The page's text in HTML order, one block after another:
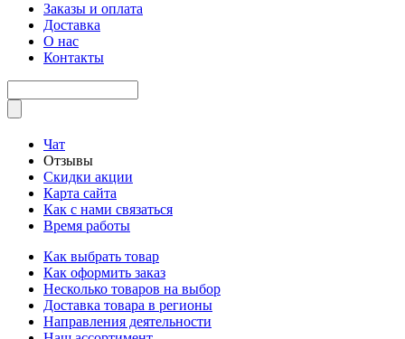
Заказы и оплата
Доставка
О нас
Контакты
Чат
Отзывы
Скидки акции
Карта сайта
Как с нами связаться
Время работы
Как выбрать товар
Как оформить заказ
Несколько товаров на выбор
Доставка товара в регионы
Направления деятельности